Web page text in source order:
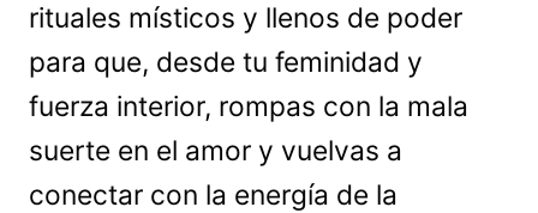
rituales místicos y llenos de poder
para que, desde tu feminidad y
fuerza interior, rompas con la mala
suerte en el amor y vuelvas a
conectar con la energía de la